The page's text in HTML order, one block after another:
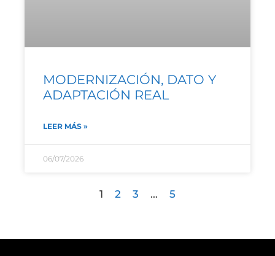
MODERNIZACIÓN, DATO Y
ADAPTACIÓN REAL
LEER MÁS »
06/07/2026
1 2 3 … 5